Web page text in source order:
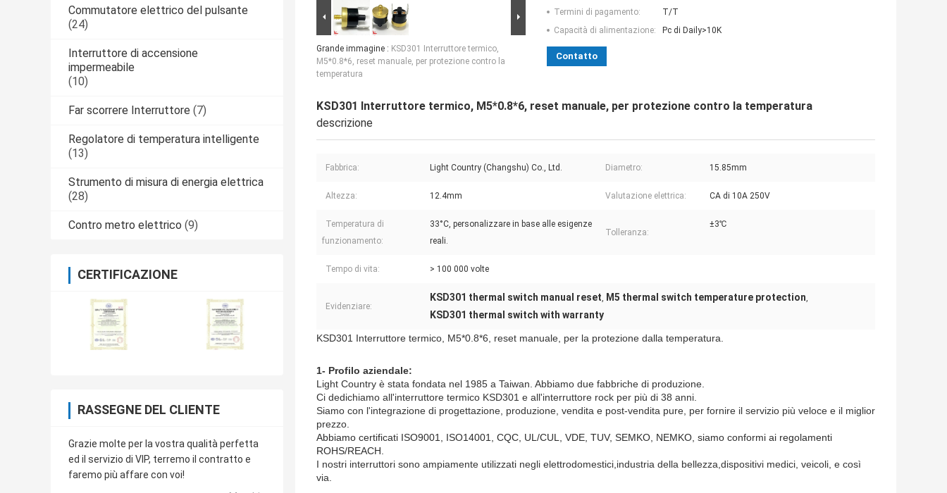
Commutatore elettrico del pulsante
(24)
Interruttore di accensione
impermeabile
(10)
Far scorrere Interruttore (7)
Regolatore di temperatura intelligente
(13)
Strumento di misura di energia elettrica
(28)
Contro metro elettrico (9)
CERTIFICAZIONE
RASSEGNE DEL CLIENTE
Grazie molte per la vostra qualità perfetta
ed il servizio di VIP, terremo il contratto e
faremo più affare con voi!
Grande immagine : KSD301 Interruttore termico,
M5*0.8*6, reset manuale, per protezione contro la
temperatura
Termini di pagamento:
T/T
Capacità di alimentazione:
Pc di Daily>10K
Contatto
KSD301 Interruttore termico, M5*0.8*6, reset manuale, per protezione contro la temperatura
descrizione
Fabbrica: Light Country (Changshu) Co., Ltd. Diametro: 15.85mm
Altezza: 12.4mm Valutazione elettrica: CA di 10A 250V
Temperatura di
funzionamento:
33°C, personalizzare in base alle esigenze
reali.
Tolleranza:
±3℃
Tempo di vita: > 100 000 volte
Evidenziare:
KSD301 thermal switch manual reset, M5 thermal switch temperature protection,
KSD301 thermal switch with warranty
KSD301 Interruttore termico, M5*0.8*6, reset manuale, per la protezione dalla temperatura.
1- Profilo aziendale:
Light Country è stata fondata nel 1985 a Taiwan. Abbiamo due fabbriche di produzione.
Ci dedichiamo all'interruttore termico KSD301 e all'interruttore rock per più di 38 anni.
Siamo con l'integrazione di progettazione, produzione, vendita e post-vendita pure, per fornire il servizio più veloce e il miglior
prezzo.
Abbiamo certificati ISO9001, ISO14001, CQC, UL/CUL, VDE, TUV, SEMKO, NEMKO, siamo conformi ai regolamenti
ROHS/REACH.
I nostri interruttori sono ampiamente utilizzati negli elettrodomestici,industria della bellezza,dispositivi medici, veicoli, e così
via.